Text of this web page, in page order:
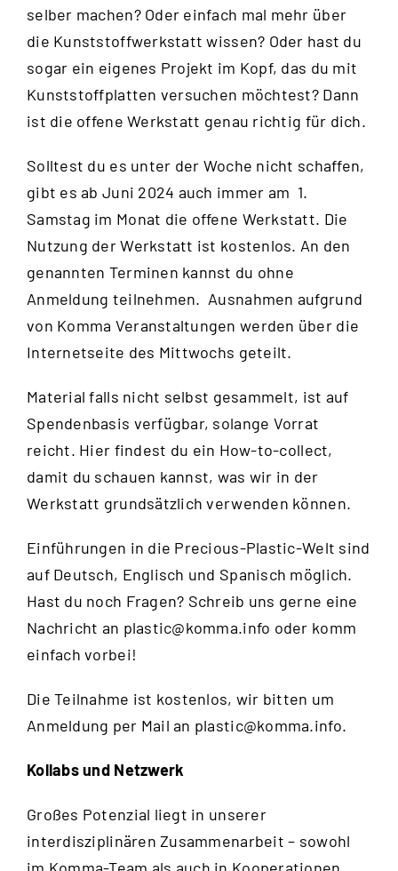
selber machen? Oder einfach mal mehr über
die Kunststoffwerkstatt wissen? Oder hast du
sogar ein eigenes Projekt im Kopf, das du mit
Kunststoffplatten versuchen möchtest? Dann
ist die offene Werkstatt genau richtig für dich.
Solltest du es unter der Woche nicht schaffen,
gibt es ab Juni 2024 auch immer am 1.
Samstag im Monat die offene Werkstatt. Die
Nutzung der Werkstatt ist kostenlos. An den
genannten Terminen kannst du ohne
Anmeldung teilnehmen. Ausnahmen aufgrund
von Komma Veranstaltungen werden über die
Internetseite des Mittwochs geteilt.
Material falls nicht selbst gesammelt, ist auf
Spendenbasis verfügbar, solange Vorrat
reicht. Hier findest du ein How-to-collect,
damit du schauen kannst, was wir in der
Werkstatt grundsätzlich verwenden können.
Einführungen in die Precious-Plastic-Welt sind
auf Deutsch, Englisch und Spanisch möglich.
Hast du noch Fragen? Schreib uns gerne eine
Nachricht an plastic@komma.info oder komm
einfach vorbei!
Die Teilnahme ist kostenlos, wir bitten um
Anmeldung per Mail an plastic@komma.info.
Kollabs und Netzwerk
Großes Potenzial liegt in unserer
interdisziplinären Zusammenarbeit – sowohl